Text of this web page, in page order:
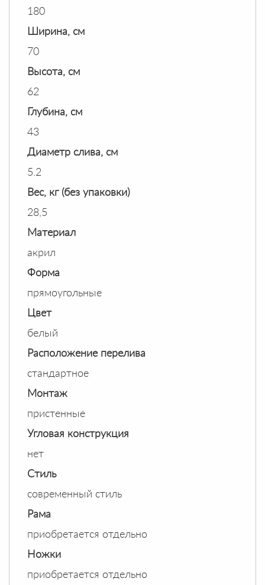
180
Ширина, см
70
Высота, см
62
Глубина, см
43
Диаметр слива, см
5.2
Вес, кг (без упаковки)
28,5
Материал
акрил
Форма
прямоугольные
Цвет
белый
Расположение перелива
стандартное
Монтаж
пристенные
Угловая конструкция
нет
Стиль
современный стиль
Рама
приобретается отдельно
Ножки
приобретается отдельно